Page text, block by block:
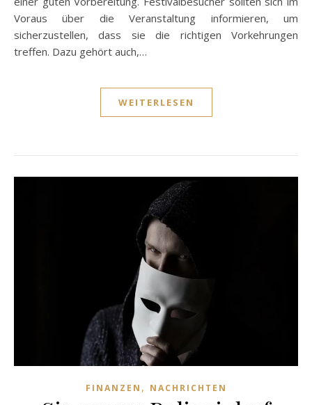
Voraus über die Veranstaltung informieren, um
sicherzustellen, dass sie die richtigen Vorkehrungen
treffen. Dazu gehört auch,…
WEITERLESEN
FINANZEN , NACHRICHTEN